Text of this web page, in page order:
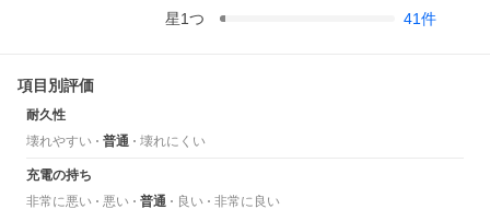
星1つ 41件
項目別評価
耐久性
壊れやすい
普通 壊れにくい
充電の持ち
非常に悪い
悪い 普通 良い 非常に良い